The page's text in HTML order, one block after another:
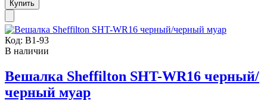
Код: В1-93
В наличии
Вешалка Sheffilton SHT-WR16 черный/
черный муар